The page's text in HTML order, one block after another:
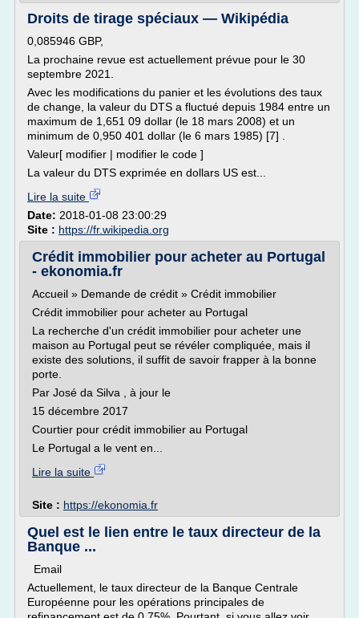
Droits de tirage spéciaux — Wikipédia
0,085946 GBP,
La prochaine revue est actuellement prévue pour le 30
septembre 2021.
Avec les modifications du panier et les évolutions des taux
de change, la valeur du DTS a fluctué depuis 1984 entre un
maximum de 1,651 09 dollar (le 18 mars 2008) et un
minimum de 0,950 401 dollar (le 6 mars 1985) [7] .
Valeur[ modifier | modifier le code ]
La valeur du DTS exprimée en dollars US est...
Lire la suite
Date: 2018-01-08 23:00:29
Site : https://fr.wikipedia.org
Crédit immobilier pour acheter au Portugal
- ekonomia.fr
Accueil » Demande de crédit » Crédit immobilier
Crédit immobilier pour acheter au Portugal
La recherche d'un crédit immobilier pour acheter une
maison au Portugal peut se révéler compliquée, mais il
existe des solutions, il suffit de savoir frapper à la bonne
porte.
Par José da Silva , à jour le
15 décembre 2017
Courtier pour crédit immobilier au Portugal
Le Portugal a le vent en...
Lire la suite
Site : https://ekonomia.fr
Quel est le lien entre le taux directeur de la
Banque ...
Email
Actuellement, le taux directeur de la Banque Centrale
Européenne pour les opérations principales de